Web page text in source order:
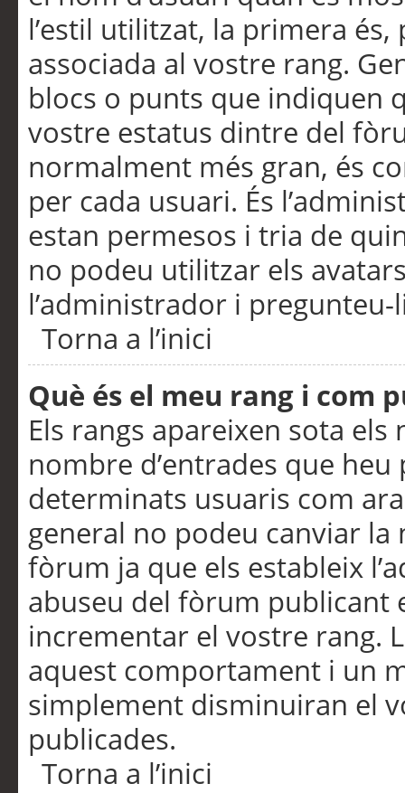
l’estil utilitzat, la primera
associada al vostre rang.
blocs o punts que indiquen
vostre estatus dintre del
normalment més gran, és
per cada usuari. És
estan permesos i tria de
no podeu utilitzar els
l’administrador i pregunteu-
Torna a l’inici
Què és el meu rang i com
Els rangs apareixen sota
nombre d’entrades que
determinats usuaris com
general no podeu canviar
fòrum ja que els estableix
abuseu del fòrum publicant
incrementar el vostre rang.
aquest comportament i un
simplement disminuiran el
publicades.
Torna a l’inici